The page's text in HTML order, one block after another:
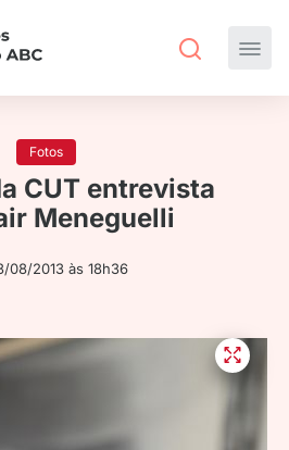
Fotos
CUT entrevista
Meneguelli
08/2013 às 18h36